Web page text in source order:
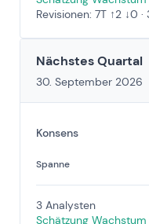
Revisionen: 7T ↑2 ↓0
Nächstes Quartal
30. September 2026
Konsens
Spanne
3 Analysten
Schätzung Wachstum